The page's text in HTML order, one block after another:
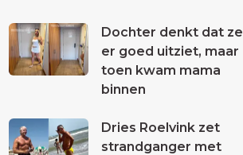
Dochter denkt dat ze
er goed uitziet, maar
toen kwam mama
binnen
Dries Roelvink zet
strandganger met